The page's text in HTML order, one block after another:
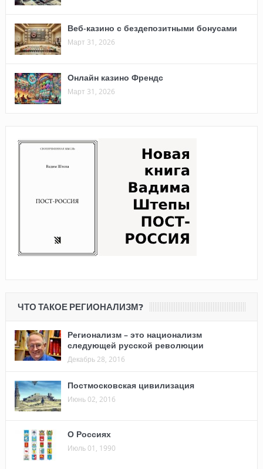
Веб-казино с бездепозитными бонусами
Март 31, 2026
Онлайн казино Френдс
Март 31, 2026
ЧТО ТАКОЕ РЕГИОНАЛИЗМ?
Регионализм – это национализм
следующей русской революции
Декабрь 28, 2016
Постмосковская цивилизация
Июнь 02, 2016
О Россиях
Июль 01, 1990